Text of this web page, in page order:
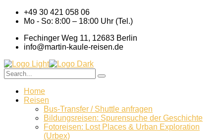
+49 30 421 058 06
Mo - So: 8:00 – 18:00 Uhr (Tel.)
Fechinger Weg 11, 12683 Berlin
info@martin-kaule-reisen.de
Home
Reisen
Bus-Transfer / Shuttle anfragen
Bildungsreisen: Spurensuche der Geschichte
Fotoreisen: Lost Places & Urban Exploration
(Urbex)